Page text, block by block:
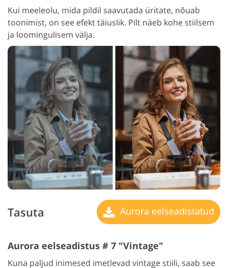
Kui meeleolu, mida pildil saavutada üritate, nõuab
toonimist, on see efekt täiuslik. Pilt näeb kohe stiilsem
ja loomingulisem välja.
Tasuta Aurora eelseadistatud
Aurora eelseadistus # 7 "Vintage"
Kuna paljud inimesed imetlevad vintage stiili, saab see